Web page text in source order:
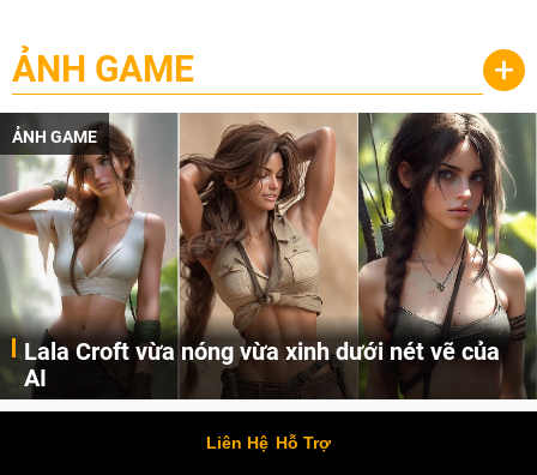
ẢNH GAME +
ẢNH GAME
Lala Croft vừa nóng vừa xinh dưới nét vẽ của
AI
Cùng đến với những hình ảnh Lala Croft của Tomb Raider dưới nét vẽ của AI. Một cô nàng xinh đẹp, nóng bỏng nhưng cũng rắn rỏi và mạnh mẽ.
Liên Hệ Hỗ Trợ